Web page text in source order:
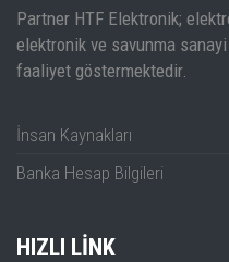
Partner HTF Elektronik;
elektronik ve savunma
faaliyet göstermektedir.
İnsan Kaynakları
Banka Hesap Bilgileri
HIZLI LINK